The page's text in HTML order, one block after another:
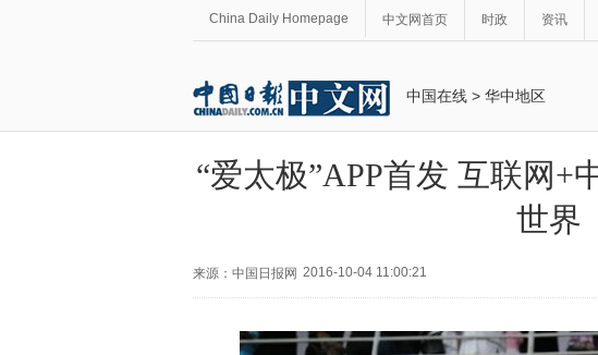
China Daily Homepage 中文网首页 时政 资讯
中国在线 > 华中地区
“爱太极”APP首发 互联网+
世界
来源：中国日报网 2016-10-04 11:00:21